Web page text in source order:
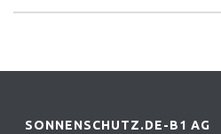
SONNENSCHUTZ.DE-B1 AG